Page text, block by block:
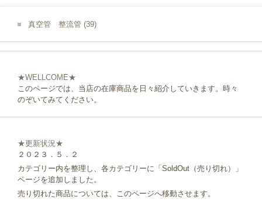
真空管 整流管 (39)
★WELLCOME★
このページでは、当店の在庫商品を日々紹介していきます。時々
のぞいてみてください。
★更新状況★
２０２３．５．２
カテゴリー内を整理し、各カテゴリーに「SoldOut（売り切れ）」
ページを追加しました。
売り切れた商品については、このページへ移動させます。